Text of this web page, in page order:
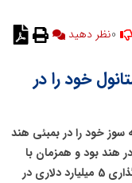
نظر دهید
خود را در
سوز خود را در بمبئی هند
هند بود و همزمان با
این شرکت بود که یک خط لوله فرصت سرمایه گذاری 5 میلیارد دلاری در